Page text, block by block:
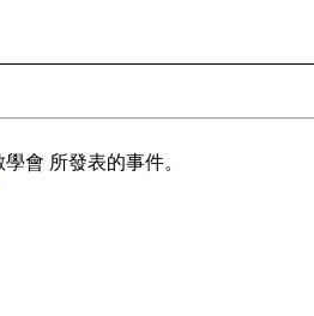
會 所發表的事件。